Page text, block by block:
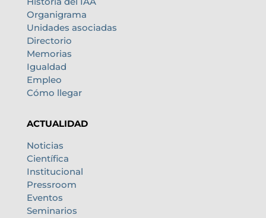
Organigrama
Unidades asociadas
Directorio
Memorias
Igualdad
Empleo
Cómo llegar
ACTUALIDAD
Noticias
Científica
Institucional
Pressroom
Eventos
Seminarios